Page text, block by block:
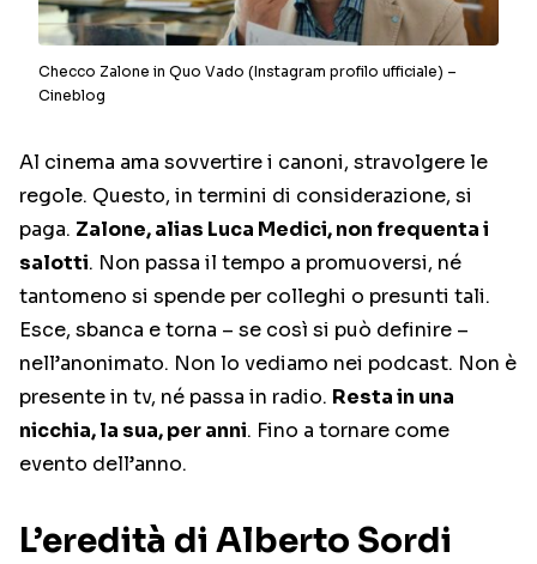
Checco Zalone in Quo Vado (Instagram profilo ufficiale) –
Cineblog
Al cinema ama sovvertire i canoni, stravolgere le
regole. Questo, in termini di considerazione, si
paga. Zalone, alias Luca Medici, non frequenta i
salotti. Non passa il tempo a promuoversi, né
tantomeno si spende per colleghi o presunti tali.
Esce, sbanca e torna – se così si può definire –
nell’anonimato. Non lo vediamo nei podcast. Non è
presente in tv, né passa in radio. Resta in una
nicchia, la sua, per anni. Fino a tornare come
evento dell’anno.
L’eredità di Alberto Sordi